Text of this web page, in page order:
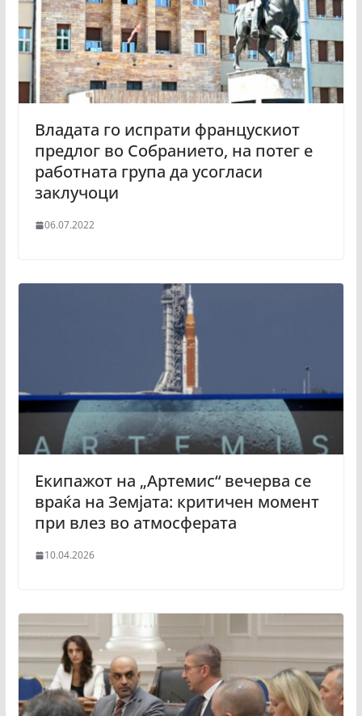
Владата го испрати францускиот
предлог во Собранието, на потег е
работната група да усогласи
заклучоци
06.07.2022
Екипажот на „Артемис“ вечерва се
враќа на Земјата: критичен момент
при влез во атмосферата
10.04.2026